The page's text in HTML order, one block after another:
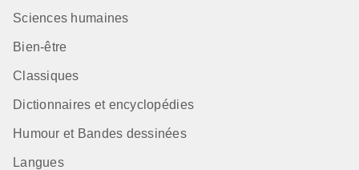
Sciences humaines
Bien-être
Classiques
Dictionnaires et encyclopédies
Humour et Bandes dessinées
Langues